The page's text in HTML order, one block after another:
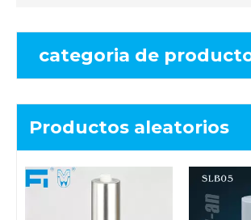
categoria de
Productos aleatorios